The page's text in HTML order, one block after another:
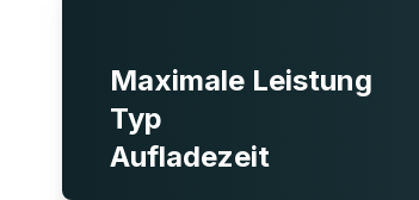
Maximale Leistung
Typ
Aufladezeit